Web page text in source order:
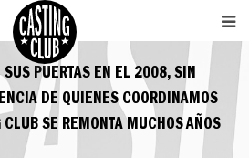
SUS PUERTAS EN EL 2008, SIN
DE QUIENES COORDINAMOS
SE REMONTA MUCHOS AÑOS